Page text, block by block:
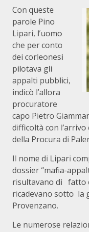
Con queste
parole Pino
Lipari, l’uomo
che per conto
dei corleonesi
pilotava gli
appalti pubblici,
indicò l’allora
procuratore
capo Pietro
difficoltà con
della Procura di
Il nome di Lipari
dossier “mafia-
risultavano di fatto
ricadevano sotto la
Provenzano.
Le numerose